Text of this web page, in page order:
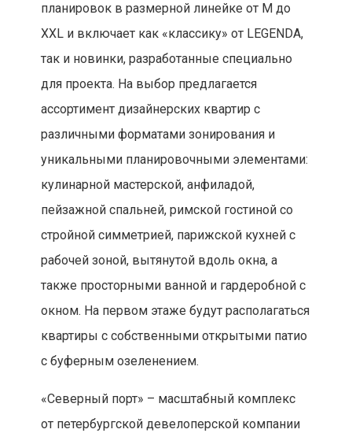
планировок в размерной линейке от М до
XXL и включает как «классику» от LEGENDA,
так и новинки, разработанные специально
для проекта. На выбор предлагается
ассортимент дизайнерских квартир с
различными форматами зонирования и
уникальными планировочными элементами:
кулинарной мастерской, анфиладой,
пейзажной спальней, римской гостиной со
стройной симметрией, парижской кухней с
рабочей зоной, вытянутой вдоль окна, а
также просторными ванной и гардеробной с
окном. На первом этаже будут располагаться
квартиры с собственными открытыми патио
с буферным озеленением.
«Северный порт» – масштабный комплекс
от петербургской девелоперской компании